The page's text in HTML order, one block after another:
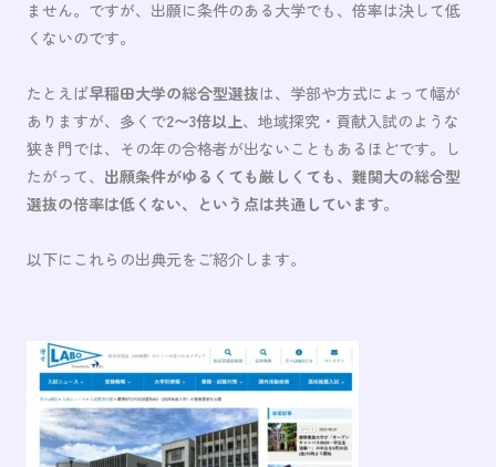
ません。ですが、出願に条件のある大学でも、倍率は決して低
くないのです。
たとえば早稲田大学の総合型選抜は、学部や方式によって幅が
ありますが、多くで2〜3倍以上、地域探究・貢献入試のような
狭き門では、その年の合格者が出ないこともあるほどです。し
たがって、 出願条件がゆるくても厳しくても、難関大の総合型
選抜の倍率は低くない、という点は共通しています。
以下にこれらの出典元をご紹介します。